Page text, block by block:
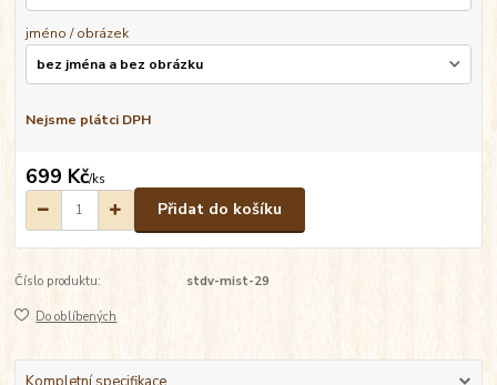
jméno / obrázek
Nejsme plátci DPH
699 Kč/ks
Přidat do košíku
Číslo produktu: stdv-mist-29
Do oblíbených